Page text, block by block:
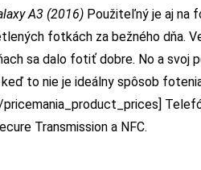
A3 (2016) Použiteľný je aj na
fotkách za bežného dňa.
sa dalo fotiť dobre. No a svoj
to nie je ideálny spôsob
Transmission a NFC.